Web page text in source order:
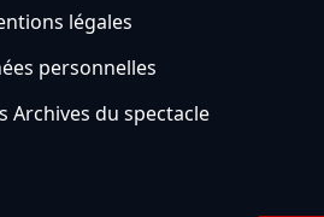
légales
personnelles
Archives du spectacle